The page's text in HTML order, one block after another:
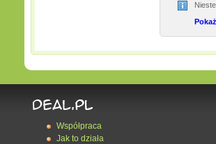
Współpraca
Jak to działa